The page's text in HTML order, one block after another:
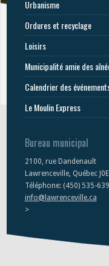
Urbanisme
Ordures et recyclage
Loisirs
Municipalité amie des
Calendrier des
Le Moulin Express
Bureau municipal
2100, rue Dandenault
Lawrenceville, Québec
Téléphone: (450) 535-
info@lawrenceville.ca
>